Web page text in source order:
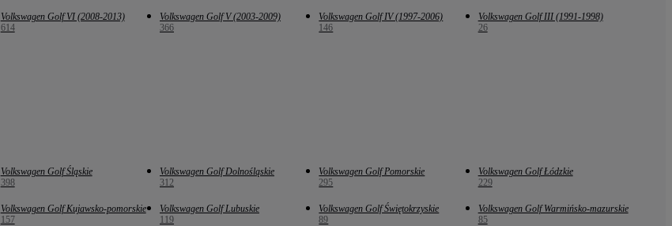
Volkswagen Golf VI (2008-2013)
614
Volkswagen Golf V (2003-2009)
366
Volkswagen Golf IV (1997-2006)
146
Volkswagen Golf III (1991-1998)
26
Volkswagen Golf Śląskie
398
Volkswagen Golf Dolnośląskie
312
Volkswagen Golf Pomorskie
295
Volkswagen Golf Łódzkie
229
Volkswagen Golf Kujawsko-pomorskie
157
Volkswagen Golf Lubuskie
119
Volkswagen Golf Świętokrzyskie
89
Volkswagen Golf Warmińsko-mazurskie
85